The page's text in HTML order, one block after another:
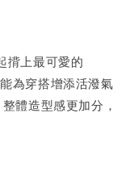
揹上最可愛的
為穿搭增添活潑氣
體造型感更加分，